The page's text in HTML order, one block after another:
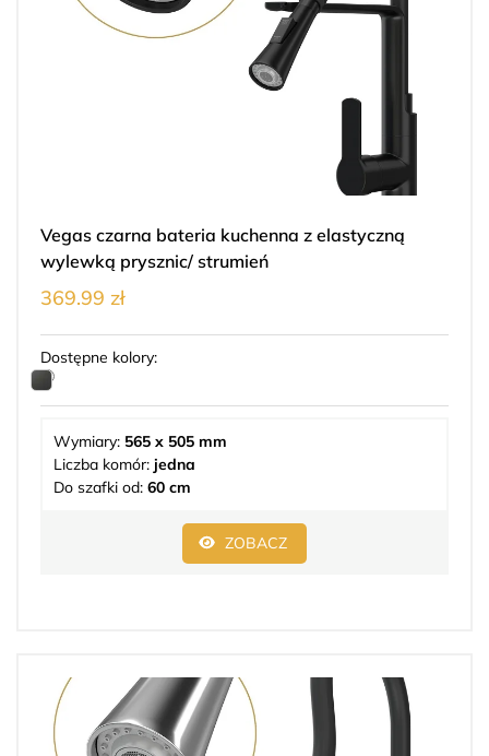
Vegas czarna bateria kuchenna z elastyczną
wylewką prysznic/ strumień
369.99 zł
Dostępne kolory:
Wymiary: 565 x 505 mm
Liczba komór: jedna
Do szafki od: 60 cm
ZOBACZ